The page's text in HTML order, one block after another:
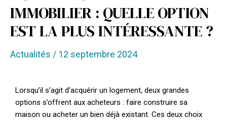
IMMOBILIER : QUELLE OPTION
EST LA PLUS INTÉRESSANTE ?
Actualités / 12 septembre 2024
Lorsqu’il s’agit d’acquérir un logement, deux grandes
options s’offrent aux acheteurs : faire construire sa
maison ou acheter un bien déjà existant. Ces deux choix